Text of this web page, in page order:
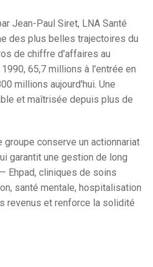
Jean-Paul Siret, LNA Santé
des plus belles trajectoires du
de chiffre d'affaires au
65,7 millions à l'entrée en
millions aujourd'hui. Une
et maîtrisée depuis plus de
groupe conserve un actionnariat
garantit une gestion de long
Ehpad, cliniques de soins
santé mentale, hospitalisation
revenus et renforce la solidité